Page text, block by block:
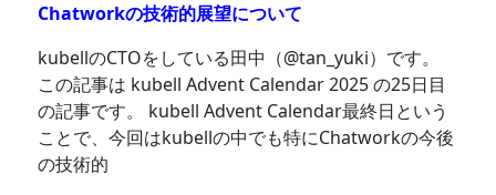
Chatworkの技術的展望について
kubellのCTOをしている田中（@tan_yuki）です。
この記事は kubell Advent Calendar 2025 の25日目
の記事です。 kubell Advent Calendar最終日という
ことで、今回はkubellの中でも特にChatworkの今後
の技術的